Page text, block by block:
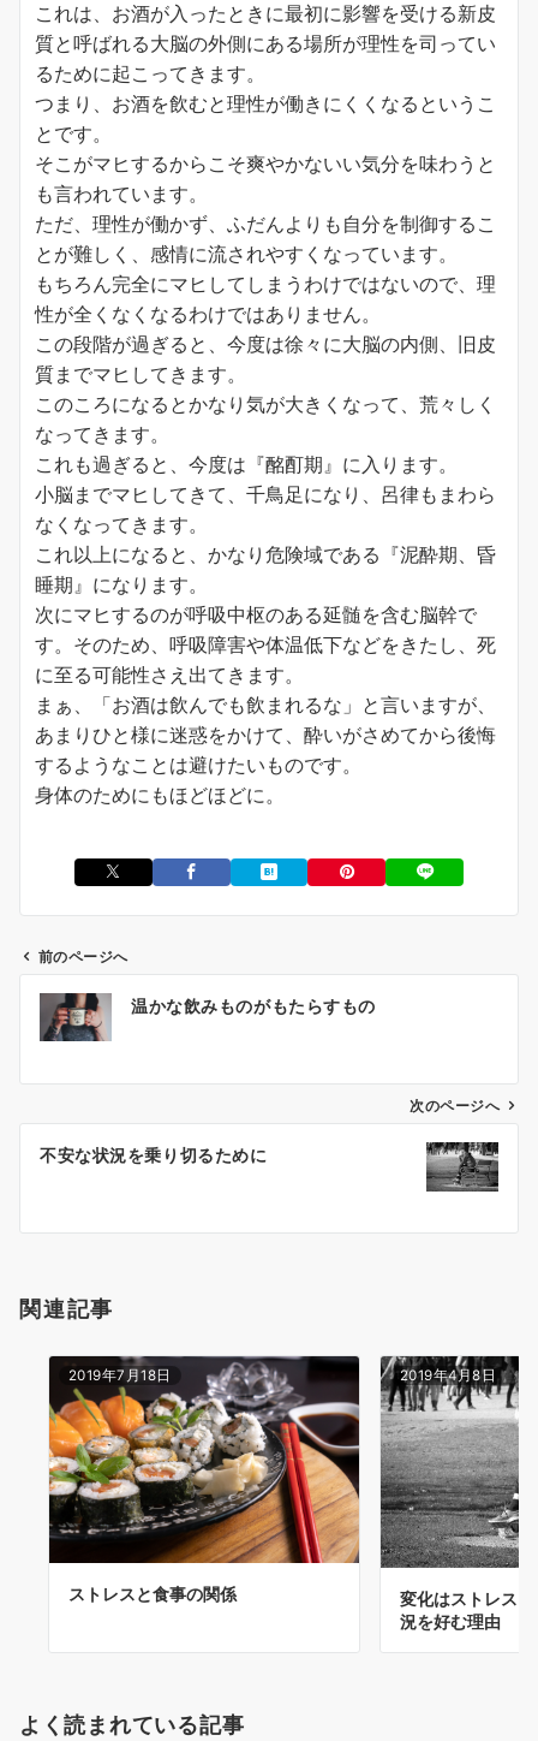
これは、お酒が入ったときに最初に影響を受ける新皮
質と呼ばれる大脳の外側にある場所が理性を司ってい
るために起こってきます。
つまり、お酒を飲むと理性が働きにくくなるというこ
とです。
そこがマヒするからこそ爽やかないい気分を味わうと
も言われています。
ただ、理性が働かず、ふだんよりも自分を制御するこ
とが難しく、感情に流されやすくなっています。
もちろん完全にマヒしてしまうわけではないので、理
性が全くなくなるわけではありません。
この段階が過ぎると、今度は徐々に大脳の内側、旧皮
質までマヒしてきます。
このころになるとかなり気が大きくなって、荒々しく
なってきます。
これも過ぎると、今度は『酩酊期』に入ります。
小脳までマヒしてきて、千鳥足になり、呂律もまわら
なくなってきます。
これ以上になると、かなり危険域である『泥酔期、昏
睡期』になります。
次にマヒするのが呼吸中枢のある延髄を含む脳幹で
す。そのため、呼吸障害や体温低下などをきたし、死
に至る可能性さえ出てきます。
まぁ、「お酒は飲んでも飲まれるな」と言いますが、
あまりひと様に迷惑をかけて、酔いがさめてから後悔
するようなことは避けたいものです。
身体のためにもほどほどに。
ビ
ン
前のページへ
温かな飲みものがもたらすもの
次のページへ
不安な状況を乗り切るために
関連記事
2019年7月18日
ストレスと食事の関係
2019年4月8日
変化はストレス
況を好む理由
よく読まれている記事